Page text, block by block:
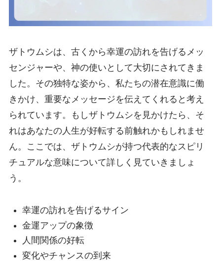
ザトウムシは、古くから幸運の訪れを告げるメッ
センジャーや、神の使いとして大切にされてきま
した。その独特な姿から、私たちの潜在意識に働
きかけ、重要なメッセージを伝えてくれると考え
られています。もしザトウムシを見かけたら、そ
れはあなたの人生が好転する前触れかもしれませ
ん。ここでは、ザトウムシが持つ代表的なスピリ
チュアルな意味について詳しく見ていきましょ
う。
幸運の訪れを告げるサイン
金運アップの象徴
人間関係の好転
変化やチャンスの到来